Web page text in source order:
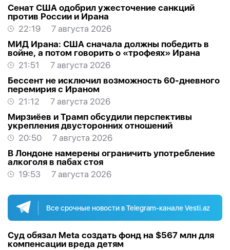
Сенат США одобрил ужесточение санкций
против России и Ирана
22:19
7 августа 2026
МИД Ирана: США сначала должны победить в
войне, а потом говорить о «трофеях» Ирана
21:51
7 августа 2026
Бессент не исключил возможность 60-дневного
перемирия с Ираном
21:12
7 августа 2026
Мирзиёев и Трамп обсудили перспективы
укрепления двусторонних отношений
20:50
7 августа 2026
В Лондоне намерены ограничить употребление
алкоголя в пабах стоя
19:53
7 августа 2026
Все срочные новости в Telegram-канале Vesti.az
Суд обязал Meta создать фонд на $567 млн для
компенсации вреда детям